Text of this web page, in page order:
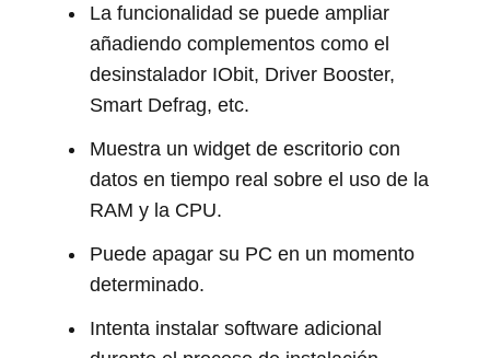
La funcionalidad se puede ampliar
añadiendo complementos como el
desinstalador IObit, Driver Booster,
Smart Defrag, etc.
Muestra un widget de escritorio con
datos en tiempo real sobre el uso de la
RAM y la CPU.
Puede apagar su PC en un momento
determinado.
Intenta instalar software adicional